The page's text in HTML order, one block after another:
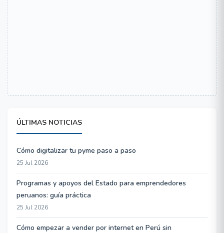
ÚLTIMAS NOTICIAS
Cómo digitalizar tu pyme paso a paso
25 Jul 2026
Programas y apoyos del Estado para emprendedores
peruanos: guía práctica
25 Jul 2026
Cómo empezar a vender por internet en Perú sin